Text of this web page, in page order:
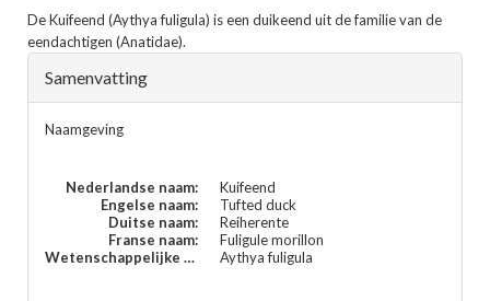
DeKuifeend (Aythya fuligula) is een duikeend uit de familie van de
eendachtigen (Anatidae).
Samenvatting
Naamgeving
Nederlandse naam:
Kuifeend
Engelse naam:
Tufted duck
Duitse naam:
Reiherente
Franse naam:
Fuligule morillon
Wetenschappelijke naam:
Aythya fuligula